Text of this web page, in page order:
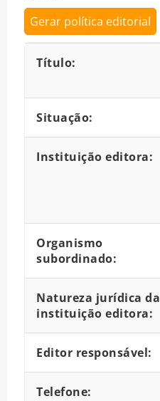
Gerar política editorial
Título:
Situação:
Instituição editora:
Organismo
subordinado:
Natureza jurídica da
instituição editora:
Editor responsável:
Telefone: